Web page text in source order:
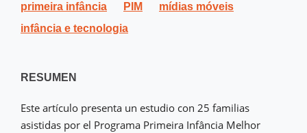
primeira infância PIM
mídias móveis
infância e tecnologia
RESUMEN
Este artículo presenta un estudio con 25 familias
asistidas por el Programa Primeira Infância Melhor